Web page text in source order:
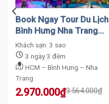
Book Ngay Tour Du Lịch
Bình Hưng Nha Trang
3N3Đ – Giảm Giá Sốc
Khách sạn: 3 sao
3 ngày 3 đêm
HCM – Bình Hưng – Nha
Trang
3.564.000₫
Original
2.970.000₫
Current